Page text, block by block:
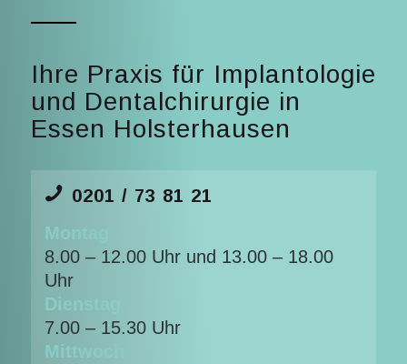
Ihre Praxis für Implantologie
und Dentalchirurgie in
Essen Holsterhausen
0201 / 73 81 21
Montag
8.00 – 12.00 Uhr und 13.00 – 18.00
Uhr
Dienstag
7.00 – 15.30 Uhr
Mittwoch